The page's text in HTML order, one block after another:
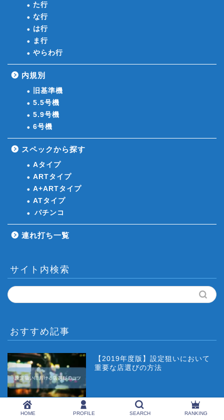
た行
な行
は行
ま行
やらわ行
内規別
旧基準機
5.5号機
5.9号機
6号機
スペックから探す
Aタイプ
ARTタイプ
A+ARTタイプ
ATタイプ
パチンコ
連れ打ち一覧
サイト内検索
おすすめ記事
【2019年度版】設定狙いにおいて
重要な店選びの方法
CRF戦姫絶唱シンフォギアがなんで
HOME PROFILE SEARCH RANKING